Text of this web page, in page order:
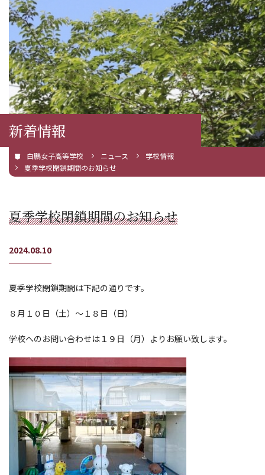
新着情報
白鵬女子高等学校 ニュース
学校情報
夏季学校閉鎖期間のお知らせ
夏季学校閉鎖期間のお知らせ
2024.08.10
夏季学校閉鎖期間は下記の通りです。
８月１０日（土）〜１８日（日）
学校へのお問い合わせは１９日（月）よりお願い致します。